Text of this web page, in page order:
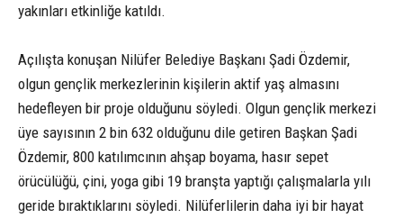
yakınları etkinliğe katıldı.
Açılışta konuşan Nilüfer Belediye Başkanı Şadi Özdemir,
olgun gençlik merkezlerinin kişilerin aktif yaş almasını
hedefleyen bir proje olduğunu söyledi. Olgun gençlik merkezi
üye sayısının 2 bin 632 olduğunu dile getiren Başkan Şadi
Özdemir, 800 katılımcının ahşap boyama, hasır sepet
örücülüğü, çini, yoga gibi 19 branşta yaptığı çalışmalarla yılı
geride bıraktıklarını söyledi. Nilüferlilerin daha iyi bir hayat